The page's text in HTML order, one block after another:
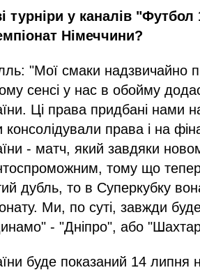
турніри у каналів
Німеччини?
"Мої смаки надзвичайно
сенсі у нас в обойму
Ці права придбані нами
права і на
- матч, який завдяки
тому що
дубль, то в Суперкубку
Ми, по суті, завжди
- "Дніпро", або
буде показаний 14 липня